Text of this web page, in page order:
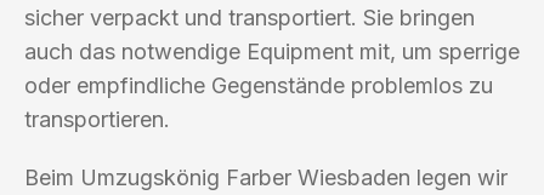
sicher verpackt und transportiert. Sie bringen
auch das notwendige Equipment mit, um sperrige
oder empfindliche Gegenstände problemlos zu
transportieren.
Beim Umzugskönig Farber Wiesbaden legen wir